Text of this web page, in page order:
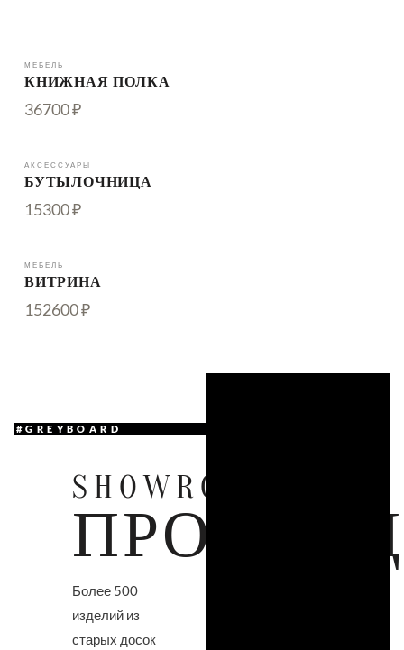
МЕБЕЛЬ
КНИЖНАЯ ПОЛКА
36700 ₽
АКСЕССУАРЫ
БУТЫЛОЧНИЦА
15300 ₽
МЕБЕЛЬ
ВИТРИНА
152600 ₽
#GREYBOARD
SHOWROOM
Более 500
изделий из
старых досок